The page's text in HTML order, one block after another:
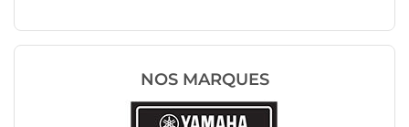
NOS MARQUES